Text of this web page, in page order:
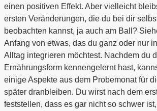
einen positiven Effekt. Aber vielleicht
ersten Veränderungen, die du bei dir
beobachten kannst, ja auch am Ball?
Anfang von etwas, das du ganz oder nur
Alltag integrieren möchtest. Nachdem du
Ernährungsform kennengelernt hast,
einige Aspekte aus dem Probemonat für
später dranbleiben. Du wirst nach dem
feststellen, dass es gar nicht so schwer